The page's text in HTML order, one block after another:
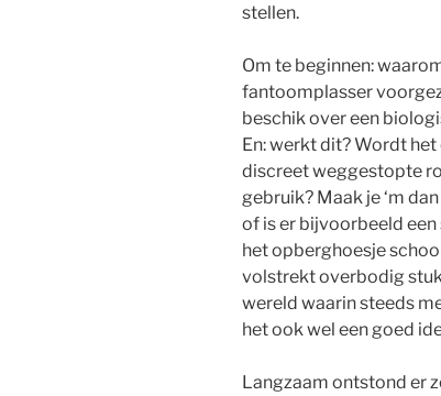
stellen.
Om te beginnen:
fantoomplasser
beschik over een
En: werkt dit? Wordt
discreet weggestopte
gebruik? Maak je ‘m
of is er bijvoorbeeld
het opberghoesje
volstrekt overbodig
wereld waarin steeds
het ook wel een goed
Langzaam ontstond er